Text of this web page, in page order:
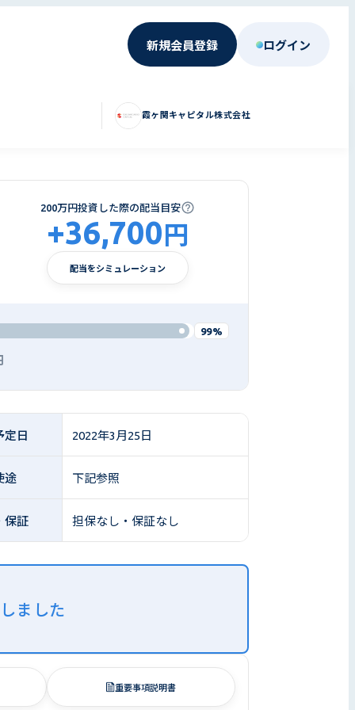
新規会員登録 ログイン
霞ヶ関キャピタル株式会社
200万円投資した際の配当目安
+36,700 円
配当をシミュレーション
99%
定日 2022年3月25日
途 下記参照
保証 担保なし・保証なし
ました
重要事項説明書